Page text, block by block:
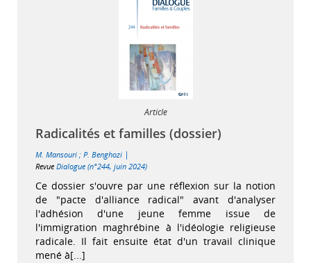
Article
Radicalités et familles (dossier)
M. Mansouri ; P. Benghozi |
Revue Dialogue (n°244, juin 2024)
Ce dossier s'ouvre par une réflexion sur la notion
de "pacte d'alliance radical" avant d'analyser
l'adhésion d'une jeune femme issue de
l'immigration maghrébine à l'idéologie religieuse
radicale. Il fait ensuite état d'un travail clinique
mené à[...]